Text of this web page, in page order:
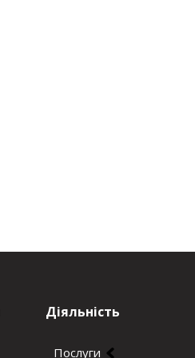
Діяльність
Послуги